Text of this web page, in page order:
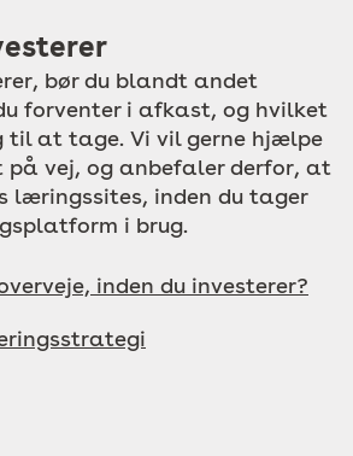
bør du blandt andet
forventer i afkast, og hvilket
til at tage. Vi vil gerne hjælpe
på vej, og anbefaler derfor, at
læringssites, inden du tager
i brug.
inden du investerer?